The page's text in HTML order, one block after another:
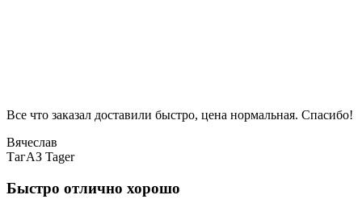
Все что заказал доставили быстро, цена нормальная. Спасибо!
Вячеслав
ТагАЗ Tager
Быстро отлично хорошо